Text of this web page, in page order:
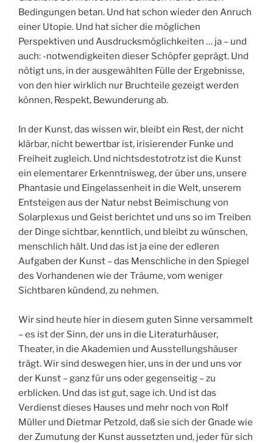
Bedingungen betan. Und hat schon wieder den Anruch
einer Utopie. Und hat sicher die möglichen
Perspektiven und Ausdrucksmöglichkeiten … ja – und
auch: -notwendigkeiten dieser Schöpfer geprägt. Und
nötigt uns, in der ausgewählten Fülle der Ergebnisse,
von den hier wirklich nur Bruchteile gezeigt werden
können, Respekt, Bewunderung ab.
In der Kunst, das wissen wir, bleibt ein Rest, der nicht
klärbar, nicht bewertbar ist, irisierender Funke und
Freiheit zugleich. Und nichtsdestotrotz ist die Kunst
ein elementarer Erkenntnisweg, der über uns, unsere
Phantasie und Eingelassenheit in die Welt, unserem
Entsteigen aus der Natur nebst Beimischung von
Solarplexus und Geist berichtet und uns so im Treiben
der Dinge sichtbar, kenntlich, und bleibt zu wünschen,
menschlich hält. Und das ist ja eine der edleren
Aufgaben der Kunst – das Menschliche in den Spiegel
des Vorhandenen wie der Träume, vom weniger
Sichtbaren kündend, zu nehmen.
Wir sind heute hier in diesem guten Sinne versammelt
– es ist der Sinn, der uns in die Literaturhäuser,
Theater, in die Akademien und Ausstellungshäuser
trägt. Wir sind deswegen hier, uns in der und uns vor
der Kunst – ganz für uns oder gegenseitig – zu
erblicken. Und das ist gut, sage ich. Und ist das
Verdienst dieses Hauses und mehr noch von Rolf
Müller und Dietmar Petzold, daß sie sich der Gnade wie
der Zumutung der Kunst aussetzten und, jeder für sich